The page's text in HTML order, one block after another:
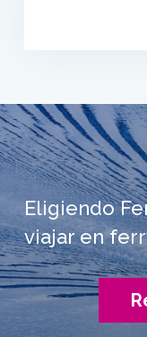
Eligiendo
viajar en